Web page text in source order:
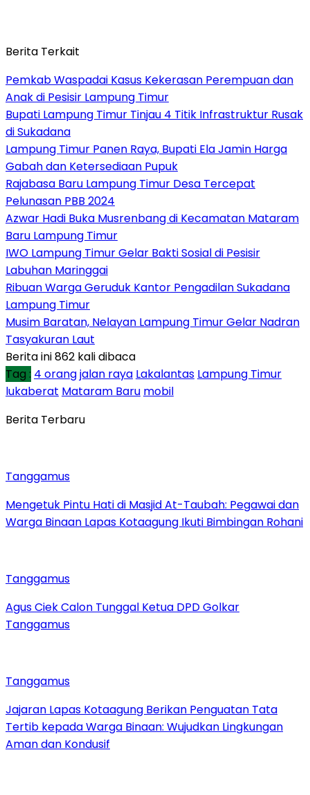
Berita Terkait
Pemkab Waspadai Kasus Kekerasan Perempuan dan
Anak di Pesisir Lampung Timur
Bupati Lampung Timur Tinjau 4 Titik Infrastruktur Rusak
di Sukadana
Lampung Timur Panen Raya, Bupati Ela Jamin Harga
Gabah dan Ketersediaan Pupuk
Rajabasa Baru Lampung Timur Desa Tercepat
Pelunasan PBB 2024
Azwar Hadi Buka Musrenbang di Kecamatan Mataram
Baru Lampung Timur
IWO Lampung Timur Gelar Bakti Sosial di Pesisir
Labuhan Maringgai
Ribuan Warga Geruduk Kantor Pengadilan Sukadana
Lampung Timur
Musim Baratan, Nelayan Lampung Timur Gelar Nadran
Tasyakuran Laut
Berita ini 862 kali dibaca
Tag : 4 orangjalan raya Lakalantas Lampung Timur
lukaberat Mataram Baru mobil
Berita Terbaru
Tanggamus
Mengetuk Pintu Hati di Masjid At-Taubah: Pegawai dan
Warga Binaan Lapas Kotaagung Ikuti Bimbingan Rohani
Tanggamus
Agus Ciek Calon Tunggal Ketua DPD Golkar
Tanggamus
Tanggamus
Jajaran Lapas Kotaagung Berikan Penguatan Tata
Tertib kepada Warga Binaan: Wujudkan Lingkungan
Aman dan Kondusif